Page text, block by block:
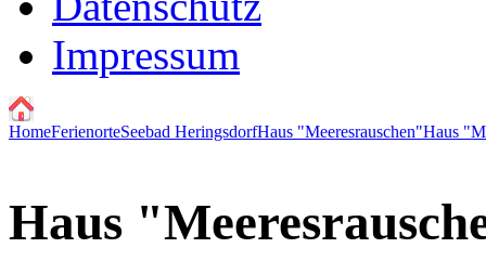
Impressum
HomeFerienorteSeebad HeringsdorfHaus "Meeresrauschen"Haus
Haus